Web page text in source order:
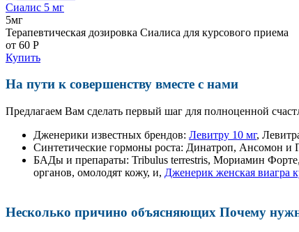
Сиалис 5 мг
5мг
Терапевтическая дозировка Сиалиса для курсового приема
от 60 Р
Купить
На пути к совершенству вместе с нами
Предлагаем Вам сделать первый шаг для полноценной
Дженерики известных брендов: Левитру 10 мг,
Синтетические гормоны роста: Динатроп, Ансомон и
БАДы и препараты: Tribulus terrestris, Мориамин
органов, омолодят кожу, и, Дженерик женская виагра
Несколько причино объясняющих Почему